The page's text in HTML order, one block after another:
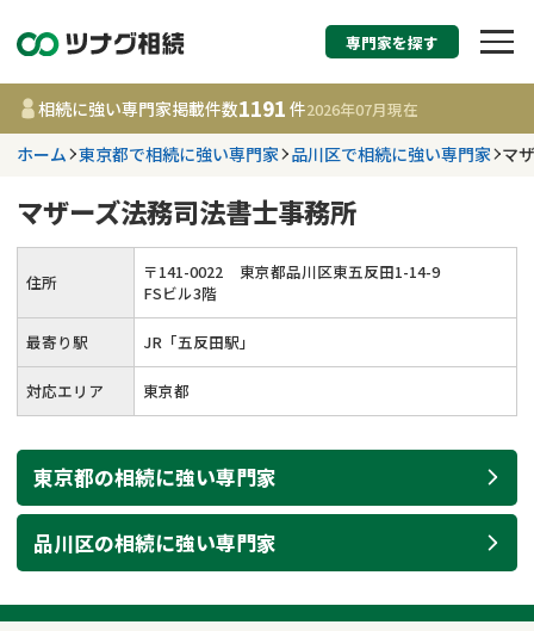
相続税申告・相続手
す
都道府県を選択
事務所 1191
件
相談内容で探す
遺言書作成・遺言執行
相続登記
遺留分侵害額請求
相続手続き
費用相場
コラム
相続手続き
遺言
専門家を探す
相続に強い専門家掲載件数1191 件2026年07月現在
ホーム 東京都で相続に強い専門家 品川区で相続に強い専門家 マ
マザーズ法務司法書士事務所
住所 〒141-0022
東京都品川区東五反田1-14-9
FSビル3階
最寄り駅 JR「五反田駅」
対応エリア 東京都
東京都の相続に強い専門家
品川区の相続に強い専門家